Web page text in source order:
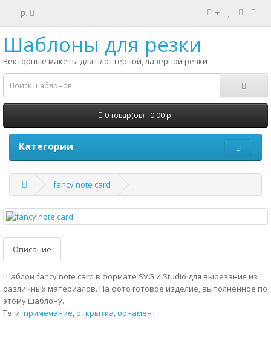
р.
Шаблоны для резки
Векторные макеты для плоттерной, лазерной резки
0 товар(ов) - 0.00 р.
Категории
fancy note card
Описание
Шаблон fancy note card в формате SVG и Studio для вырезания из
различных материалов. На фото готовое изделие, выполненное по
этому шаблону.
Теги: примечание,открытка,орнамент